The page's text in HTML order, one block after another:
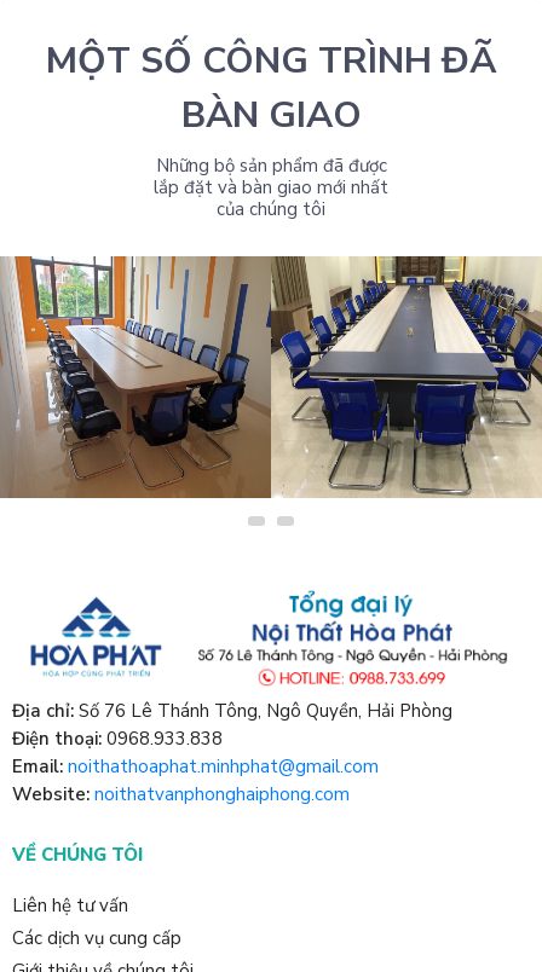
MỘT SỐ CÔNG TRÌNH ĐÃ
BÀN GIAO
Những bộ sản phẩm đã được
lắp đặt và bàn giao mới nhất
của chúng tôi
Địa chỉ: Số 76 Lê Thánh Tông, Ngô Quyền, Hải Phòng
Điện thoại: 0968.933.838
Email: noithathoaphat.minhphat@gmail.com
Website: noithatvanphonghaiphong.com
VỀ CHÚNG TÔI
Liên hệ tư vấn
Các dịch vụ cung cấp